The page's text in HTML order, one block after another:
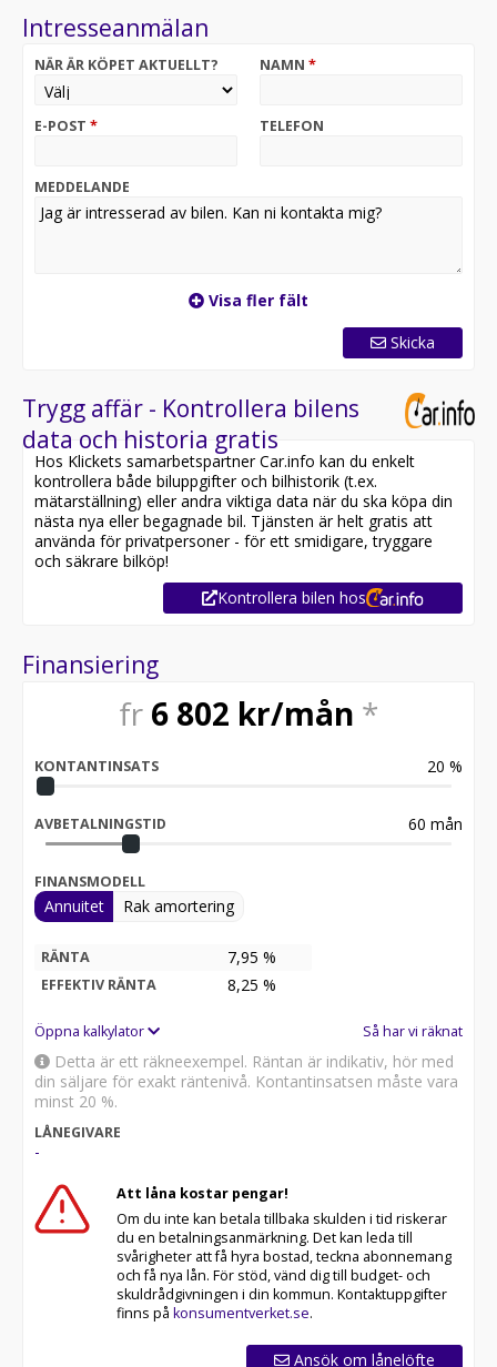
Intresseanmälan
NÄR ÄR KÖPET AKTUELLT? NAMN *
E-POST * TELEFON
MEDDELANDE
Visa fler fält
Skicka
Trygg affär - Kontrollera bilens
data och historia gratis
Hos Klickets samarbetspartner Car.info kan du enkelt
kontrollera både biluppgifter och bilhistorik (t.ex.
mätarställning) eller andra viktiga data när du ska köpa din
nästa nya eller begagnade bil. Tjänsten är helt gratis att
använda för privatpersoner - för ett smidigare, tryggare
och säkrare bilköp!
Kontrollera bilen hos
Finansiering
fr 6 802 kr/mån *
KONTANTINSATS 20 %
AVBETALNINGSTID 60 mån
FINANSMODELL
Annuitet Rak amortering
RÄNTA 7,95 %
EFFEKTIV RÄNTA 8,25 %
Öppna kalkylator Så har vi räknat
Detta är ett räkneexempel. Räntan är indikativ, hör med
din säljare för exakt räntenivå. Kontantinsatsen måste vara
minst 20 %.
LÅNEGIVARE
-
Att låna kostar pengar!
Om du inte kan betala tillbaka skulden i tid riskerar
du en betalningsanmärkning. Det kan leda till
svårigheter att få hyra bostad, teckna abonnemang
och få nya lån. För stöd, vänd dig till budget- och
skuldrådgivningen i din kommun. Kontaktuppgifter
finns på konsumentverket.se.
Ansök om lånelöfte